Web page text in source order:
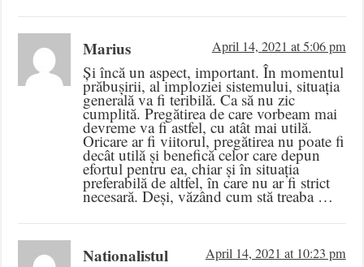
Marius April 14, 2021 at 5:06 pm
Și încă un aspect, important. În momentul
prăbușirii, al imploziei sistemului, situația
generală va fi teribilă. Ca să nu zic
cumplită. Pregătirea de care vorbeam mai
devreme va fi astfel, cu atât mai utilă.
Oricare ar fi viitorul, pregătirea nu poate fi
decât utilă și benefică celor care depun
efortul pentru ea, chiar și în situația
preferabilă de altfel, în care nu ar fi strict
necesară. Deși, văzând cum stă treaba …
Nationalistul April 14, 2021 at 10:23 pm